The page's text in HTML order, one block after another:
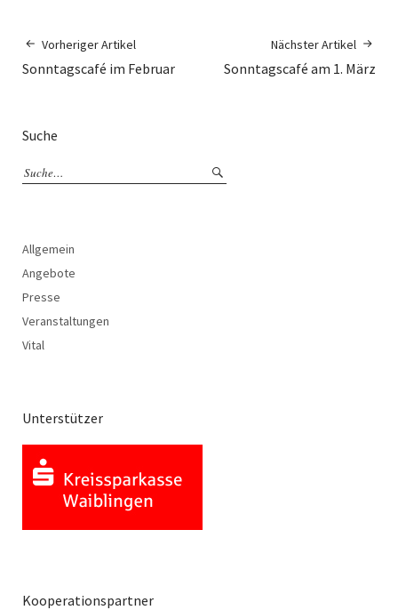
Vorheriger Artikel
Sonntagscafé im Februar
Nächster Artikel
Sonntagscafé am 1. März
Suche
Allgemein
Angebote
Presse
Veranstaltungen
Vital
Unterstützer
Kooperationspartner